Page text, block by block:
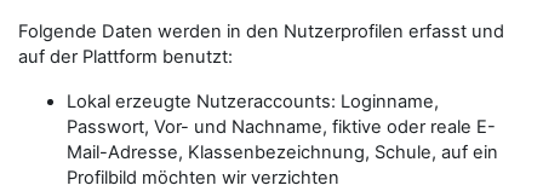
Folgende Daten werden in den Nutzerprofilen erfasst und
auf der Plattform benutzt:
Lokal erzeugte Nutzeraccounts: Loginname,
Passwort, Vor- und Nachname, fiktive oder reale E-
Mail-Adresse, Klassenbezeichnung, Schule, auf ein
Profilbild möchten wir verzichten